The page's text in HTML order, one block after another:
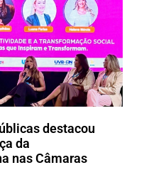
destacou
da
nas Câmaras